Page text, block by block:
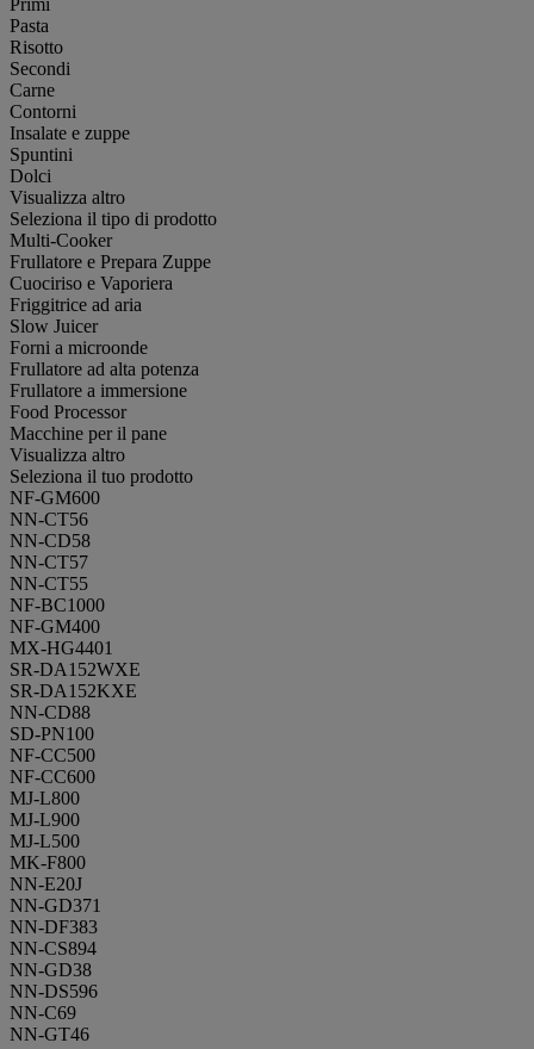
Primi
Pasta
Risotto
Secondi
Carne
Contorni
Insalate e zuppe
Spuntini
Dolci
Visualizza altro
Seleziona il tipo di prodotto
Multi-Cooker
Frullatore e Prepara Zuppe
Cuociriso e Vaporiera
Friggitrice ad aria
Slow Juicer
Forni a microonde
Frullatore ad alta potenza
Frullatore a immersione
Food Processor
Macchine per il pane
Visualizza altro
Seleziona il tuo prodotto
NF-GM600
NN-CT56
NN-CD58
NN-CT57
NN-CT55
NF-BC1000
NF-GM400
MX-HG4401
SR-DA152WXE
SR-DA152KXE
NN-CD88
SD-PN100
NF-CC500
NF-CC600
MJ-L800
MJ-L900
MJ-L500
MK-F800
NN-E20J
NN-GD371
NN-DF383
NN-CS894
NN-GD38
NN-DS596
NN-C69
NN-GT46